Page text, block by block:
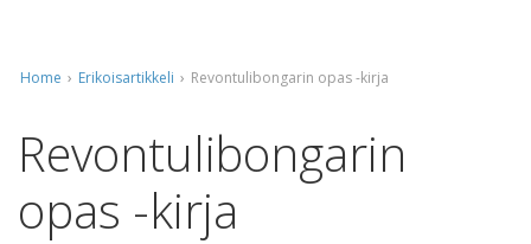
Home › Erikoisartikkeli › Revontulibongarin opas -kirja
Revontulibongarin
opas -kirja